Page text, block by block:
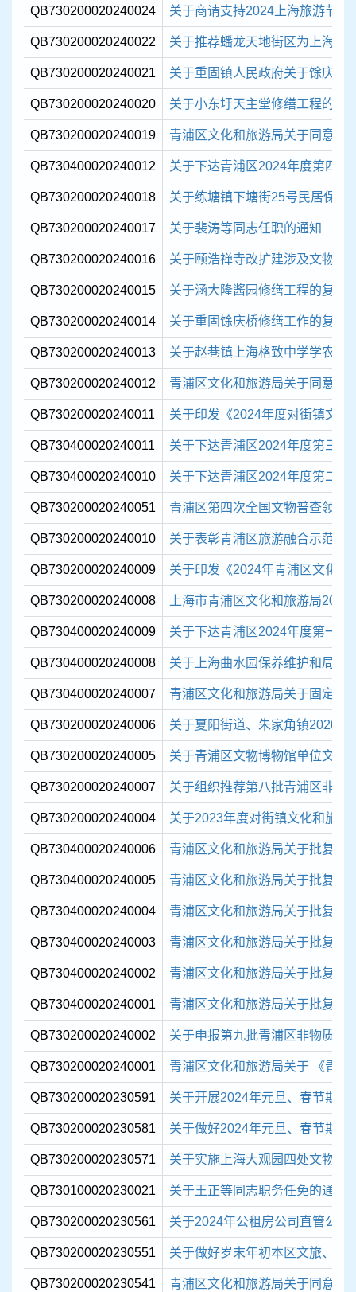
QB730200020240024 关于商请支持2024上海旅游节花
QB730200020240022 关于推荐蟠龙天地街区为上海市
QB730200020240021 关于重固镇人民政府关于馀庆桥
QB730200020240020 关于小东圩天主堂修缮工程的复
QB730200020240019 青浦区文化和旅游局关于同意注
QB730400020240012 关于下达青浦区2024年度第四批
QB730200020240018 关于练塘镇下塘街25号民居保护
QB730200020240017 关于裴涛等同志任职的通知
QB730200020240016 关于颐浩禅寺改扩建涉及文物保
QB730200020240015 关于涵大隆酱园修缮工程的复函
QB730200020240014 关于重固馀庆桥修缮工作的复函
QB730200020240013 关于赵巷镇上海格致中学学农基
QB730200020240012 青浦区文化和旅游局关于同意成
QB730200020240011 关于印发《2024年度对街镇文
QB730400020240011 关于下达青浦区2024年度第三批
QB730400020240010 关于下达青浦区2024年度第二批
QB730200020240051 青浦区第四次全国文物普查领导
QB730200020240010 关于表彰青浦区旅游融合示范点
QB730200020240009 关于印发《2024年青浦区文化和
QB730200020240008 上海市青浦区文化和旅游局
QB730400020240009 关于下达青浦区2024年度第一批
QB730400020240008 关于上海曲水园保养维护和局部
QB730400020240007 青浦区文化和旅游局关于固定资
QB730200020240006 关于夏阳街道、朱家角镇2020
QB730200020240005 关于青浦区文物博物馆单位文物
QB730200020240007 关于组织推荐第八批青浦区非物
QB730200020240004 关于2023年度对街镇文化和旅游
QB730400020240006 青浦区文化和旅游局关于批复
QB730400020240005 青浦区文化和旅游局关于批复
QB730400020240004 青浦区文化和旅游局关于批复
QB730400020240003 青浦区文化和旅游局关于批复
QB730400020240002 青浦区文化和旅游局关于批复
QB730400020240001 青浦区文化和旅游局关于批复
QB730200020240002 关于申报第九批青浦区非物质文
QB730200020240001 青浦区文化和旅游局关于 《青浦
QB730200020230591 关于开展2024年元旦、春节期间
QB730200020230581 关于做好2024年元旦、春节期间
QB730200020230571 关于实施上海大观园四处文物建
QB730100020230021 关于王正等同志职务任免的通知
QB730200020230561 关于2024年公租房公司直管公房
QB730200020230551 关于做好岁末年初本区文旅、广
QB730200020230541 青浦区文化和旅游局关于同意成